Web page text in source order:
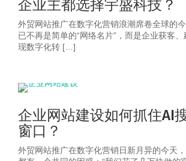
企业主都选择宇盛科技？
外贸网站推广在数字化营销浪潮席卷全球的
已不再是简单的“网络名片”，而是企业获客
现数字化转 […]
企业网站建设如何抓住AI
窗口？
外贸网站推广在数字化营销日新月异的今天